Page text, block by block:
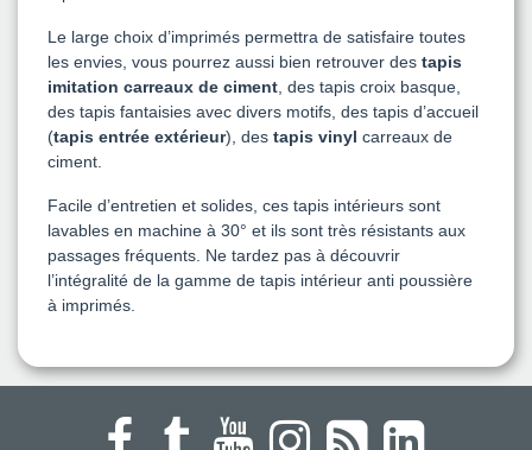
Le large choix d’imprimés permettra de satisfaire toutes
les envies, vous pourrez aussi bien retrouver des tapis
imitation carreaux de ciment , des tapis croix basque,
des tapis fantaisies avec divers motifs, des tapis d’accueil
(tapis entrée extérieur), des tapis vinyl carreaux de
ciment.
Facile d’entretien et solides, ces tapis intérieurs sont
lavables en machine à 30° et ils sont très résistants aux
passages fréquents. Ne tardez pas à découvrir
l’intégralité de la gamme de tapis intérieur anti poussière
à imprimés.